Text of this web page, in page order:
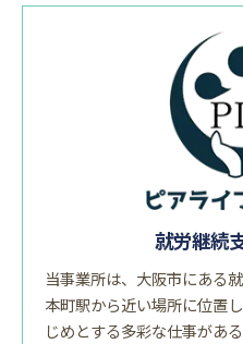
就労継続
当事業所は、大阪市にある
本町駅から近い場所に位置
じめとする多彩な仕事があ